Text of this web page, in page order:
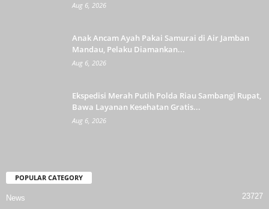
Aug 6, 2026
Anak Ancam Ayah Pakai Samurai di Air Jamban
Mandau, Pelaku Diamankan...
Aug 6, 2026
Ekspedisi Merah Putih Polda Riau Sambangi Rupat,
Bawa Layanan Kesehatan Gratis...
Aug 6, 2026
POPULAR CATEGORY
News 23727